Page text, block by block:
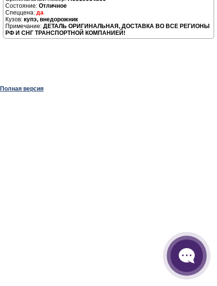
Отличное
да
купэ, внедорожник
ДЕТАЛЬ ОРИГИНАЛЬНАЯ, ДОСТАВКА ВО ВСЕ РЕГИОНЫ
РФ И СНГ ТРАНСПОРТНОЙ КОМПАНИЕЙ!
Полная версия